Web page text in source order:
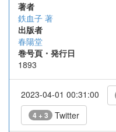
著者
鉄血子 著
出版者
春陽堂
巻号頁・発行日
1893
2023-04-01 00:31:00
4 + 3 Twitter